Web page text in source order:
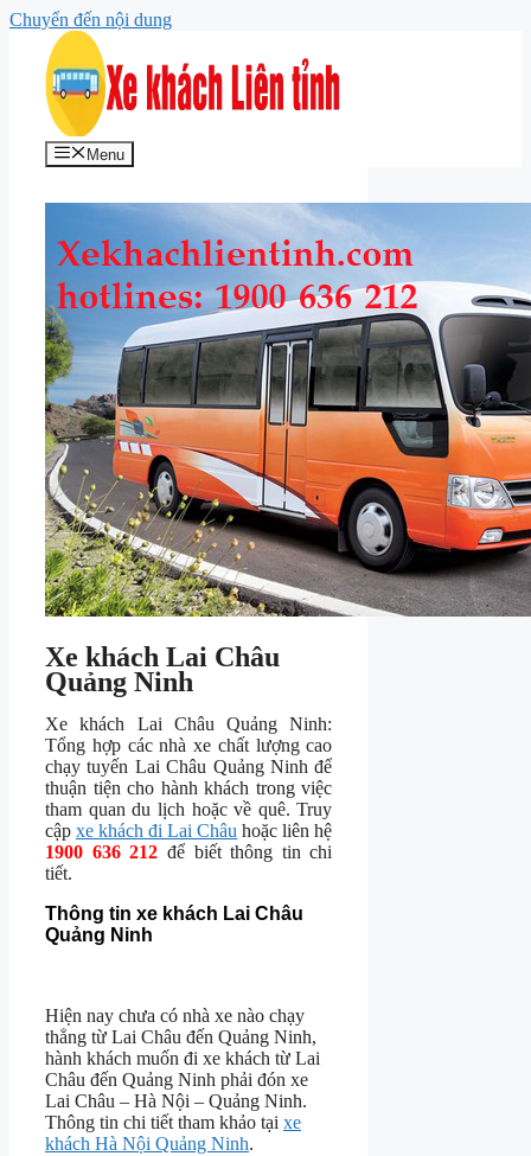
Chuyển đến nội dung
Menu
Xe khách Lai Châu
Quảng Ninh
Xe khách Lai Châu Quảng Ninh:
Tổng hợp các nhà xe chất lượng cao
chạy tuyến Lai Châu Quảng Ninh để
thuận tiện cho hành khách trong việc
tham quan du lịch hoặc về quê. Truy
cậpxe khách đi Lai Châu hoặc liên hệ
1900 636 212 để biết thông tin chi
tiết.
Thông tin xe khách Lai Châu
Quảng Ninh
Hiện nay chưa có nhà xe nào chạy
thẳng từ Lai Châu đến Quảng Ninh,
hành khách muốn đi xe khách từ Lai
Châu đến Quảng Ninh phải đón xe
Lai Châu – Hà Nội – Quảng Ninh.
Thông tin chi tiết tham khảo tại xe
khách Hà Nội Quảng Ninh.